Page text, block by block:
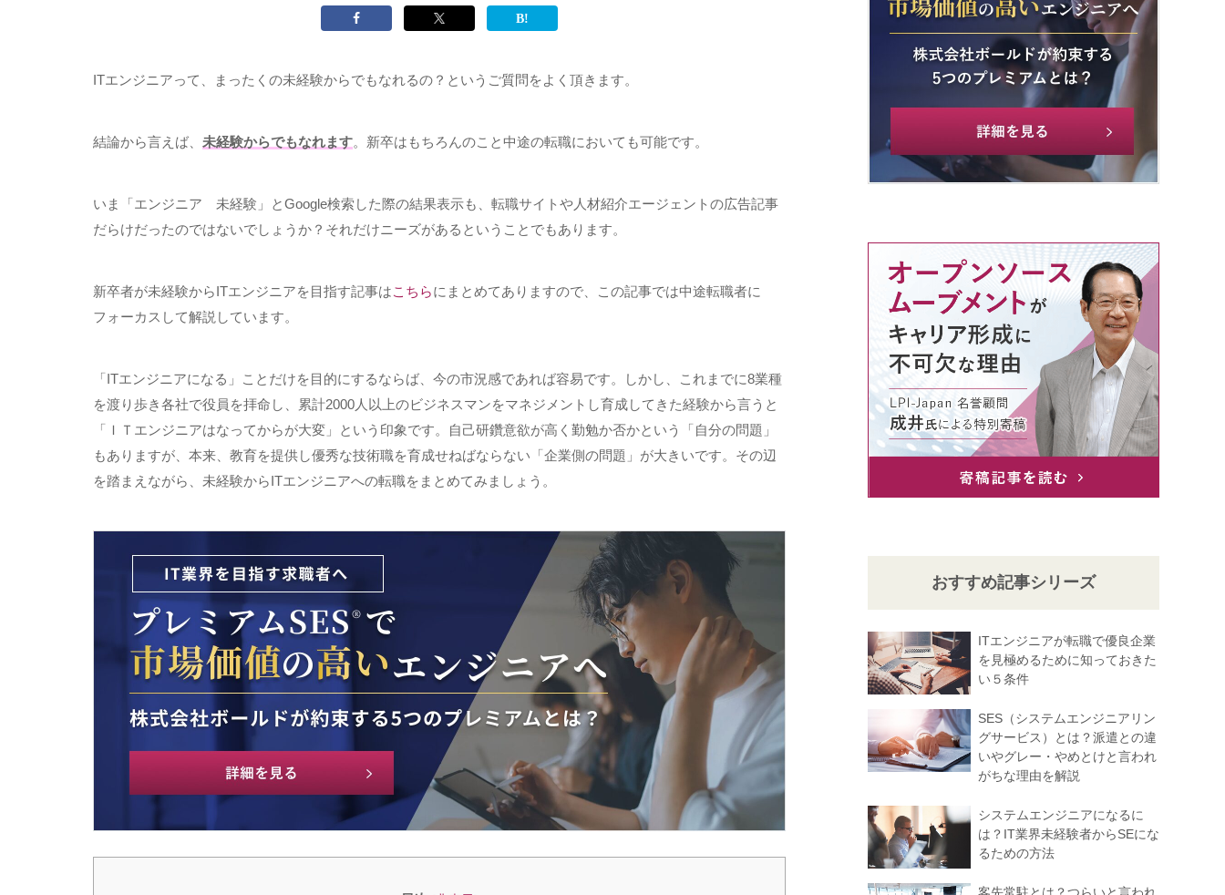
ITエンジニアって、まったくの未経験からでもなれるの？というご質問をよく頂きます。
結論から言えば、 未経験からでもなれます。新卒はもちろんのこと中途の転職においても可能です。
いま「エンジニア 未経験」とGoogle検索した際の結果表示も、転職サイトや人材紹介エージェントの広告記事
だらけだったのではないでしょうか？それだけニーズがあるということでもあります。
新卒者が未経験からITエンジニアを目指す記事はこちらにまとめてありますので、この記事では中途転職者に
フォーカスして解説しています。
「ITエンジニアになる」ことだけを目的にするならば、今の市況感であれば容易です。しかし、これまでに8業種
を渡り歩き各社で役員を拝命し、累計2000人以上のビジネスマンをマネジメントし育成してきた経験から言うと
「ＩＴエンジニアはなってからが大変」という印象です。自己研鑽意欲が高く勤勉か否かという「自分の問題」
もありますが、本来、教育を提供し優秀な技術職を育成せねばならない「企業側の問題」が大きいです。その辺
を踏まえながら、未経験からITエンジニアへの転職をまとめてみましょう。
おすすめ記事シリーズ
ITエンジニアが転職で優良企業
を見極めるために知っておきた
い５条件
SES（システムエンジニアリン
グサービス）とは？派遣との違
いやグレー・やめとけと言われ
がちな理由を解説
システムエンジニアになるに
は？IT業界未経験者からSEにな
るための方法